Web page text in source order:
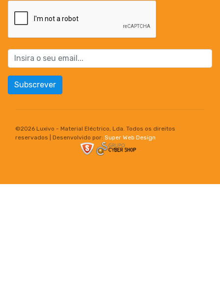
Subscrever
©2026 Luxivo - Material Eléctrico, Lda. Todos os direitos
reservados | Desenvolvido por: Super Web Design